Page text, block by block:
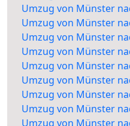
Umzug von Münster
Umzug von Münster
Umzug von Münster
Umzug von Münster
Umzug von Münster
Umzug von Münster
Umzug von Münster
Umzug von Münster
Umzug von Münster